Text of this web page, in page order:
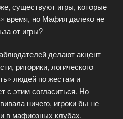
существуют игры, которые
время, но Мафия далеко не
от игры?
делают акцент
риторики, логического
людей по жестам и
с этим согласиться. Но
ничего, игроки бы не
в мафиозных клубах.